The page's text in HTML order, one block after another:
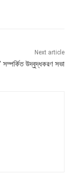
Next article
সম্পর্কিত উদ্বুদ্ধকরণ সভা